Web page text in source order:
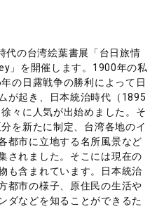
代の台湾絵葉書展「台日旅情
」を開催します。1900年の私
の日露戦争の勝利によって日
が起き、日本統治時代（1895
々に人気が出始めました。そ
を新たに制定、台湾各地のイ
都市に立地する名所風景など
されました。そこには現在の
も含まれています。日本統治
都市の様子、原住民の生活や
ダなどを知ることができるた